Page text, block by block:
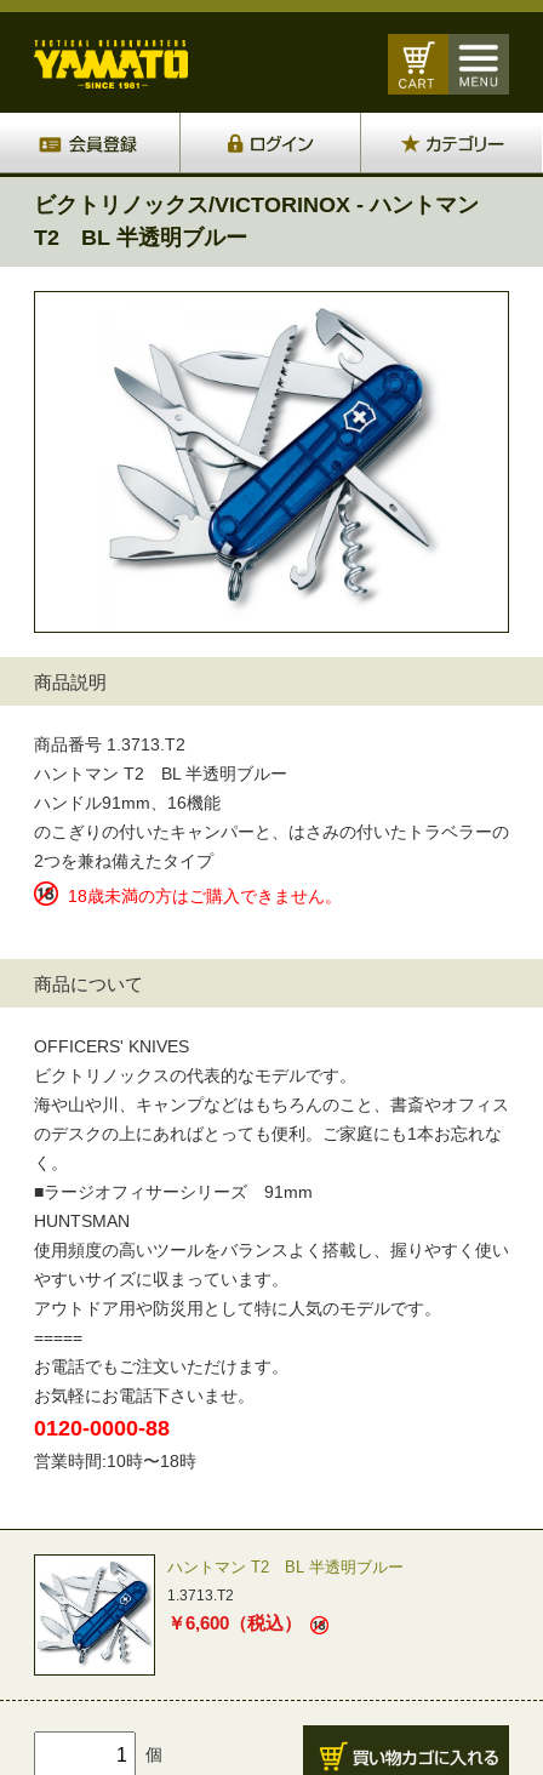
ビクトリノックス/VICTORINOX - ハントマン
T2 BL 半透明ブルー
商品説明
商品番号 1.3713.T2
ハントマン T2 BL 半透明ブルー
ハンドル91mm、16機能
のこぎりの付いたキャンパーと、はさみの付いたトラベラーの
2つを兼ね備えたタイプ
18歳未満の方はご購入できません。
商品について
OFFICERS' KNIVES
ビクトリノックスの代表的なモデルです。
海や山や川、キャンプなどはもちろんのこと、書斎やオフィス
のデスクの上にあればとっても便利。ご家庭にも1本お忘れな
く。
■ラージオフィサーシリーズ 91mm
HUNTSMAN
使用頻度の高いツールをバランスよく搭載し、握りやすく使い
やすいサイズに収まっています。
アウトドア用や防災用として特に人気のモデルです。
=====
お電話でもご注文いただけます。
お気軽にお電話下さいませ。
0120-0000-88
営業時間:10時〜18時
ハントマン T2 BL 半透明ブルー
1.3713.T2
￥6,600 （税込）
個